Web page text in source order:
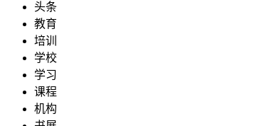
头条
教育
培训
学校
学习
课程
机构